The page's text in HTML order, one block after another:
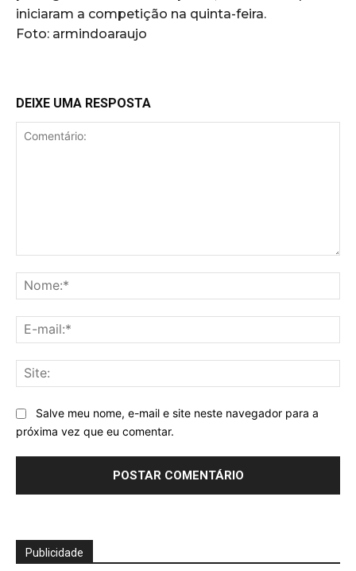
iniciaram a competição na quinta-feira.
Foto: armindoaraujo
DEIXE UMA RESPOSTA
Salve meu nome, e-mail e site neste navegador para a
próxima vez que eu comentar.
Publicidade